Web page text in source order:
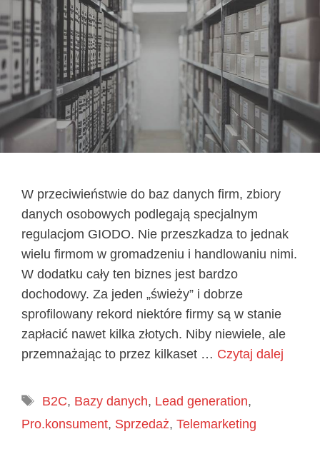
W przeciwieństwie do baz danych firm, zbiory
danych osobowych podlegają specjalnym
regulacjom GIODO. Nie przeszkadza to jednak
wielu firmom w gromadzeniu i handlowaniu nimi.
W dodatku cały ten biznes jest bardzo
dochodowy. Za jeden „świeży” i dobrze
sprofilowany rekord niektóre firmy są w stanie
zapłacić nawet kilka złotych. Niby niewiele, ale
przemnażając to przez kilkaset … Czytaj dalej
Tagi
B2C, Bazy danych, Lead generation,
Pro.konsument, Sprzedaż, Telemarketing